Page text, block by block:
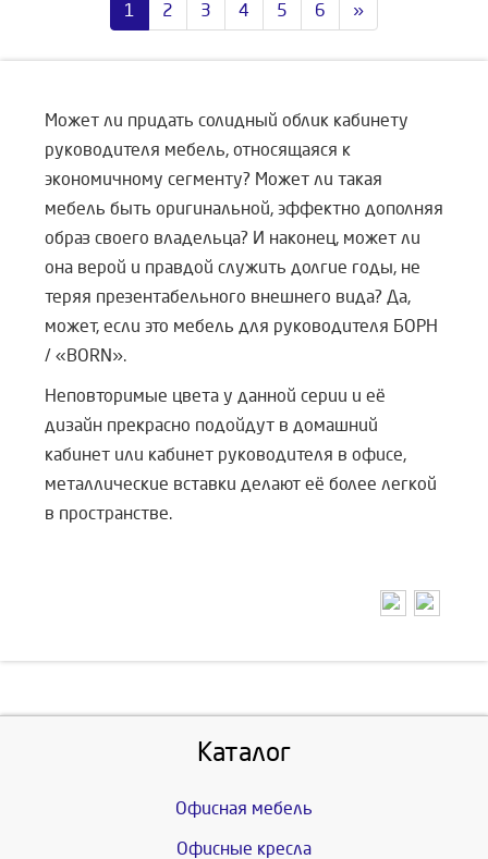
1 2 3 4 5 6 »
Может ли придать солидный облик кабинету
руководителя мебель, относящаяся к
экономичному сегменту? Может ли такая
мебель быть оригинальной, эффектно дополняя
образ своего владельца? И наконец, может ли
она верой и правдой служить долгие годы, не
теряя презентабельного внешнего вида? Да,
может, если это мебель для руководителя БОРН
/ «BORN».
Неповторимые цвета у данной серии и её
дизайн прекрасно подойдут в домашний
кабинет или кабинет руководителя в офисе,
металлические вставки делают её более легкой
в пространстве.
Каталог
Офисная мебель
Офисные кресла